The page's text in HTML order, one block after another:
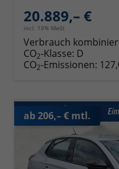
20.889,– €
incl. 19% MwSt.
Verbrauch
CO2-Klasse: D
CO2-Emissionen:
ab 206,– € mtl.